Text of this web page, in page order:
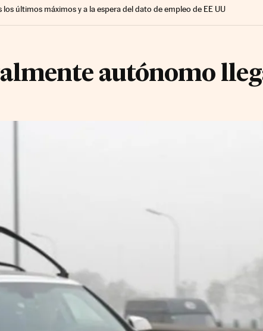
últimos máximos y a la espera del dato de empleo de EE UU
autónomo